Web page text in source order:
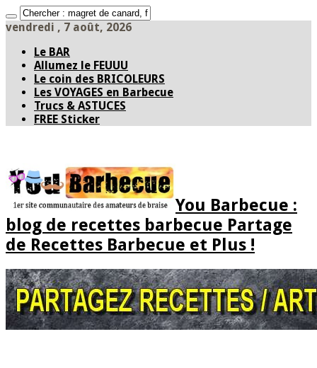
vendredi , 7 août, 2026
Le BAR
Allumez le FEUUU
Le coin des BRICOLEURS
Les VOYAGES en Barbecue
Trucs & ASTUCES
FREE Sticker
You Barbecue :
blog de recettes barbecue Partage
de Recettes Barbecue et Plus !